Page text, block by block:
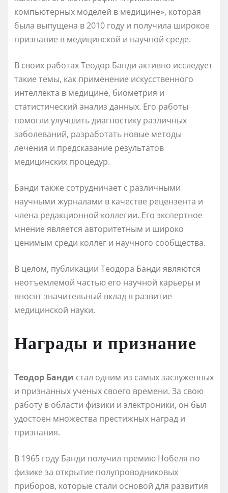
компьютерных моделей в медицине», которая
была выпущена в 2010 году и получила широкое
признание в медицинской и научной среде.
В своих работах Теодор Банди активно исследует
такие темы, как применение искусственного
интеллекта в медицине, биометрия и
статистический анализ данных. Его работы
помогли улучшить диагностику различных
заболеваний, разработать новые методы
лечения и предсказание результатов
медицинских процедур.
Банди также сотрудничает с различными
научными журналами в качестве рецензента и
члена редакционной коллегии. Его экспертное
мнение является авторитетным и широко
ценимым среди коллег и научного сообщества.
В целом, публикации Теодора Банди являются
неотъемлемой частью его научной карьеры и
вносят значительный вклад в развитие
медицинской науки.
Награды и признание
Теодор Банди стал одним из самых заслуженных
и признанных ученых своего времени. За свою
работу в области физики и электроники, он был
удостоен множества престижных наград и
признания.
В 1965 году Банди получил премию Нобеля по
физике за открытие полупроводниковых
приборов, которые стали основой для развития